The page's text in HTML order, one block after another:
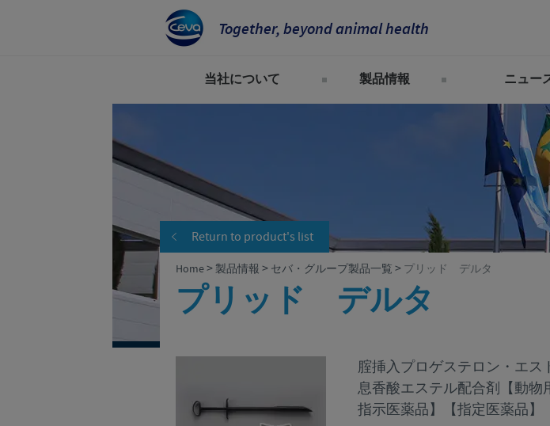
Together, beyond animal health
Corporate Website
Australia
Belgium
Bulgaria
当社について
企業概要と所在地
会社沿革
企業理念
研究開発
製品情報 ニュー
2026年
2025年
2024年
2023年
2022年
2021年
2018年
2017年
Return to product's list
Home>製品情報 > セバ・グループ製品一覧 > プリッド デルタ
プリッド デルタ
腟挿入プロゲステロン・エス
息香酸エステル配合剤【動物
指示医薬品】【指定医薬品】